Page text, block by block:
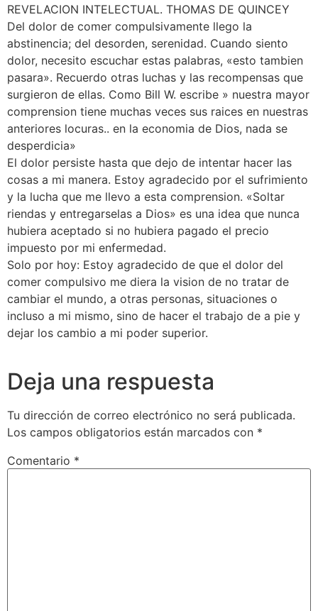
REVELACION INTELECTUAL. THOMAS DE QUINCEY
Del dolor de comer compulsivamente llego la
abstinencia; del desorden, serenidad. Cuando siento
dolor, necesito escuchar estas palabras, «esto tambien
pasara». Recuerdo otras luchas y las recompensas que
surgieron de ellas. Como Bill W. escribe » nuestra mayor
comprension tiene muchas veces sus raices en nuestras
anteriores locuras.. en la economia de Dios, nada se
desperdicia»
El dolor persiste hasta que dejo de intentar hacer las
cosas a mi manera. Estoy agradecido por el sufrimiento
y la lucha que me llevo a esta comprension. «Soltar
riendas y entregarselas a Dios» es una idea que nunca
hubiera aceptado si no hubiera pagado el precio
impuesto por mi enfermedad.
Solo por hoy: Estoy agradecido de que el dolor del
comer compulsivo me diera la vision de no tratar de
cambiar el mundo, a otras personas, situaciones o
incluso a mi mismo, sino de hacer el trabajo de a pie y
dejar los cambio a mi poder superior.
Deja una respuesta
Tu dirección de correo electrónico no será publicada.
Los campos obligatorios están marcados con *
Comentario *